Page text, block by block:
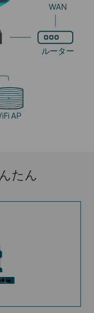
AP
ルーター
WAN
たん